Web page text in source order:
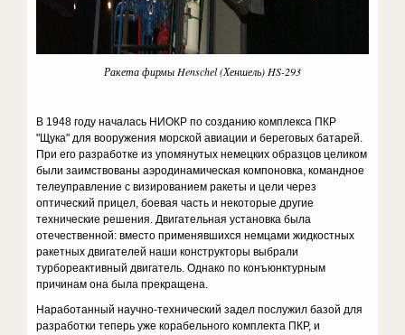
Ракета фирмы Henschel (Хеншель) HS-293
В 1948 году началась НИОКР по созданию комплекса ПКР
"Щука" для вооружения морской авиации и береговых батарей.
При его разработке из упомянутых немецких образцов целиком
были заимствованы аэродинамическая компоновка, командное
телеуправление с визированием ракеты и цели через
оптический прицел, боевая часть и некоторые другие
технические решения. Двигательная установка была
отечественной: вместо применявшихся немцами жидкостных
ракетных двигателей наши конструкторы выбрали
турбореактивный двигатель. Однако по конъюнктурным
причинам она была прекращена.
Наработанный научно-технический задел послужил базой для
разработки теперь уже корабельного комплекта ПКР, и